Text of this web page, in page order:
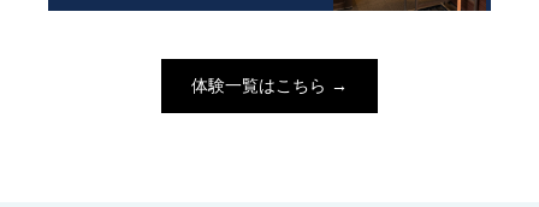
⁩体験一覧はこちら →